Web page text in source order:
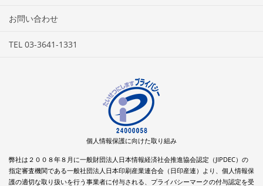
お問い合わせ
TEL 03-3641-1331
個人情報保護に向けた取り組み
弊社は２００８年８月に一般財団法人日本情報経済社会推進協会認定（JIPDEC）の
指定審査機関である一般社団法人日本印刷産業連合会（日印産連）より、個人情報保
護の適切な取り扱いを行う事業者に付与される、プライバシーマークの付与認定を受